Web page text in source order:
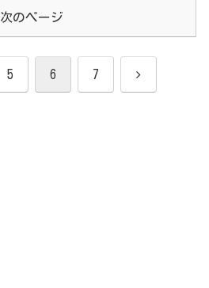
次のページ
5 6 7 次